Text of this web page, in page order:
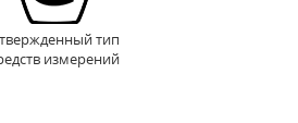
тип
измерений